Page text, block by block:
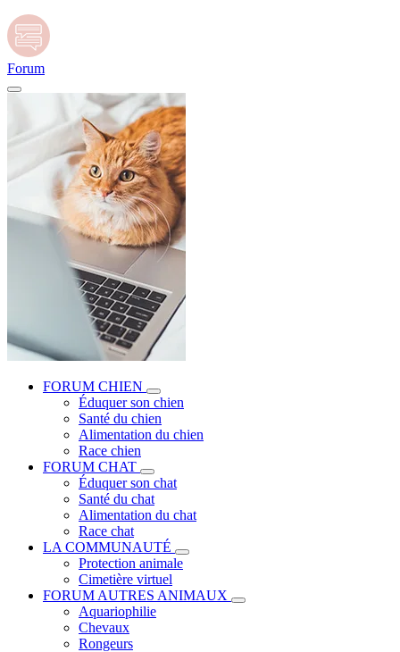
Forum
FORUM CHIEN
Éduquer son chien
Santé du chien
Alimentation du chien
Race chien
FORUM CHAT
Éduquer son chat
Santé du chat
Alimentation du chat
Race chat
LA COMMUNAUTÉ
Protection animale
Cimetière virtuel
FORUM AUTRES ANIMAUX
Aquariophilie
Chevaux
Rongeurs